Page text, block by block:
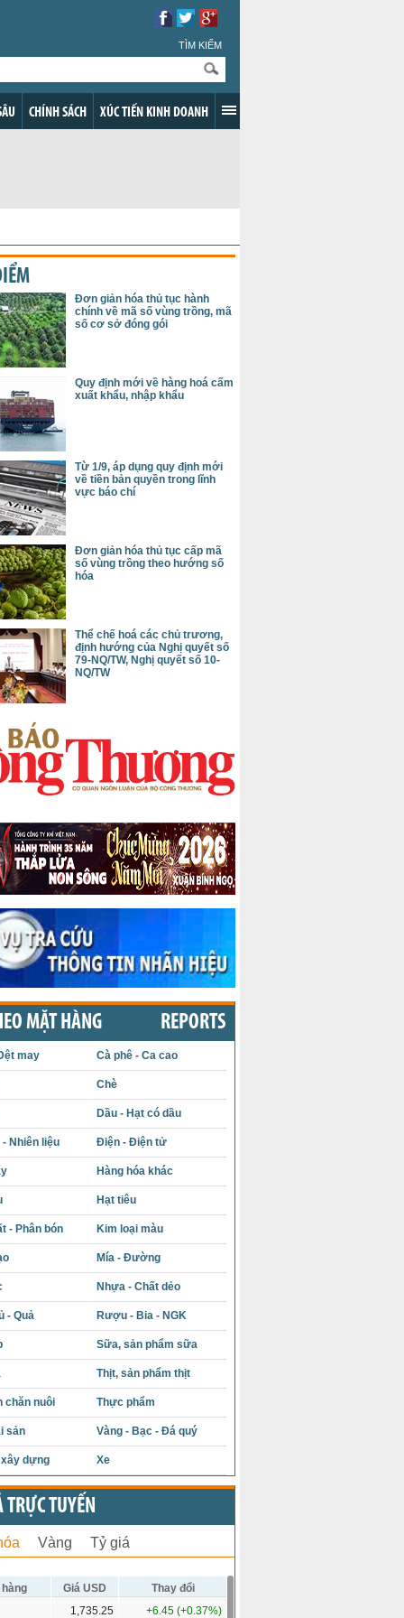
TÌM KIẾM
CHÍNH SÁCH XÚC TIẾN KINH DOANH
Đơn giản hóa thủ tục hành
chính về mã số vùng trồng, mã
số cơ sở đóng gói
Quy định mới về hàng hoá cấm
xuất khẩu, nhập khẩu
Từ 1/9, áp dụng quy định mới
về tiền bản quyền trong lĩnh
vực báo chí
Đơn giản hóa thủ tục cấp mã
số vùng trồng theo hướng số
hóa
Thể chế hoá các chủ trương,
định hướng của Nghị quyết số
79-NQ/TW, Nghị quyết số 10-
NQ/TW
MẶT HÀNG REPORTS
may Cà phê - Ca cao
Chè
Dầu - Hạt có dầu
- Nhiên liệu Điện - Điện tử
Hàng hóa khác
Hạt tiêu
- Phân bón Kim loại màu
Mía - Đường
Nhựa - Chất dẻo
- Quả Rượu - Bia - NGK
Sữa, sản phẩm sữa
Thịt, sản phẩm thịt
chăn nuôi Thực phẩm
sản Vàng - Bạc - Đá quý
dựng Xe
TRỰC TUYẾN
Vàng Tỷ giá
Giá USD
Thay đổi
1,735.25 +6.45 (+0.37%)